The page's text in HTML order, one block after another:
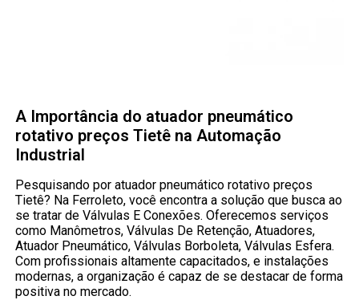
A Importância do atuador pneumático
rotativo preços Tietê na Automação
Industrial
Pesquisando por atuador pneumático rotativo preços
Tietê? Na Ferroleto, você encontra a solução que busca ao
se tratar de Válvulas E Conexões. Oferecemos serviços
como Manômetros, Válvulas De Retenção, Atuadores,
Atuador Pneumático, Válvulas Borboleta, Válvulas Esfera.
Com profissionais altamente capacitados, e instalações
modernas, a organização é capaz de se destacar de forma
positiva no mercado.